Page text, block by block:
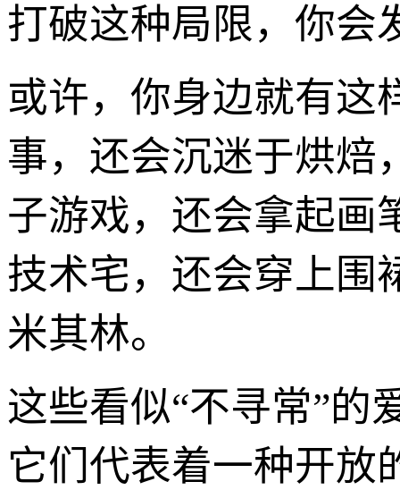
打破这种局限，你会
或许，你身边就有这
事，还会沉迷于烘焙
子游戏，还会拿起画
技术宅，还会穿上围
米其林。
这些看似“不寻常”的
它们代表着一种开放